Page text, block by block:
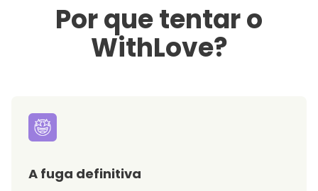
Por que tentar o
WithLove?
A fuga definitiva